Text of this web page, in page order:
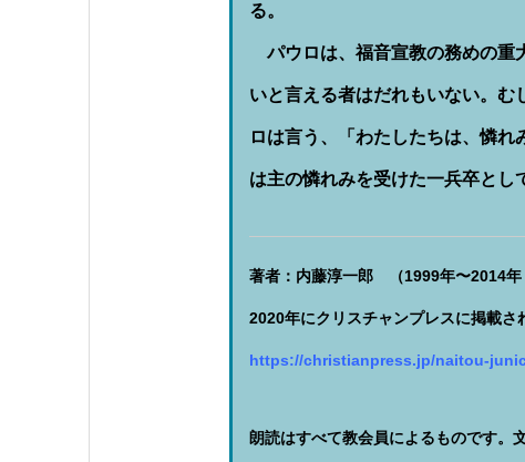
る。
パウロは、福音宣教の務めの重
いと言える者はだれもいない。む
ロは言う、「わたしたちは、憐
は主の憐れみを受けた一兵卒とし
著者：内藤淳一郎 （1999年〜2014年
2020年にクリスチャンプレスに掲載さ
https://christianpress.jp/naitou-
朗読はすべて教会員によるものです。